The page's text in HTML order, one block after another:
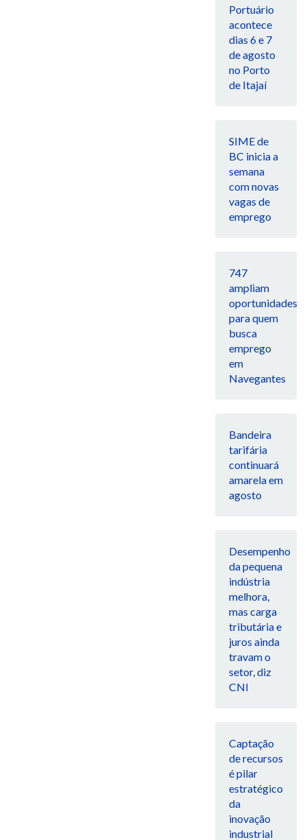
Portuário
acontece
dias 6 e 7
de agosto
no Porto
de Itajaí
SIME de
BC inicia a
semana
com novas
vagas de
emprego
747
ampliam
oportunidades
para quem
busca
emprego
em
Navegantes
Bandeira
tarifária
continuará
amarela em
agosto
Desempenho
da pequena
indústria
melhora,
mas carga
tributária e
juros ainda
travam o
setor, diz
CNI
Captação
de recursos
é pilar
estratégico
da
inovação
industrial